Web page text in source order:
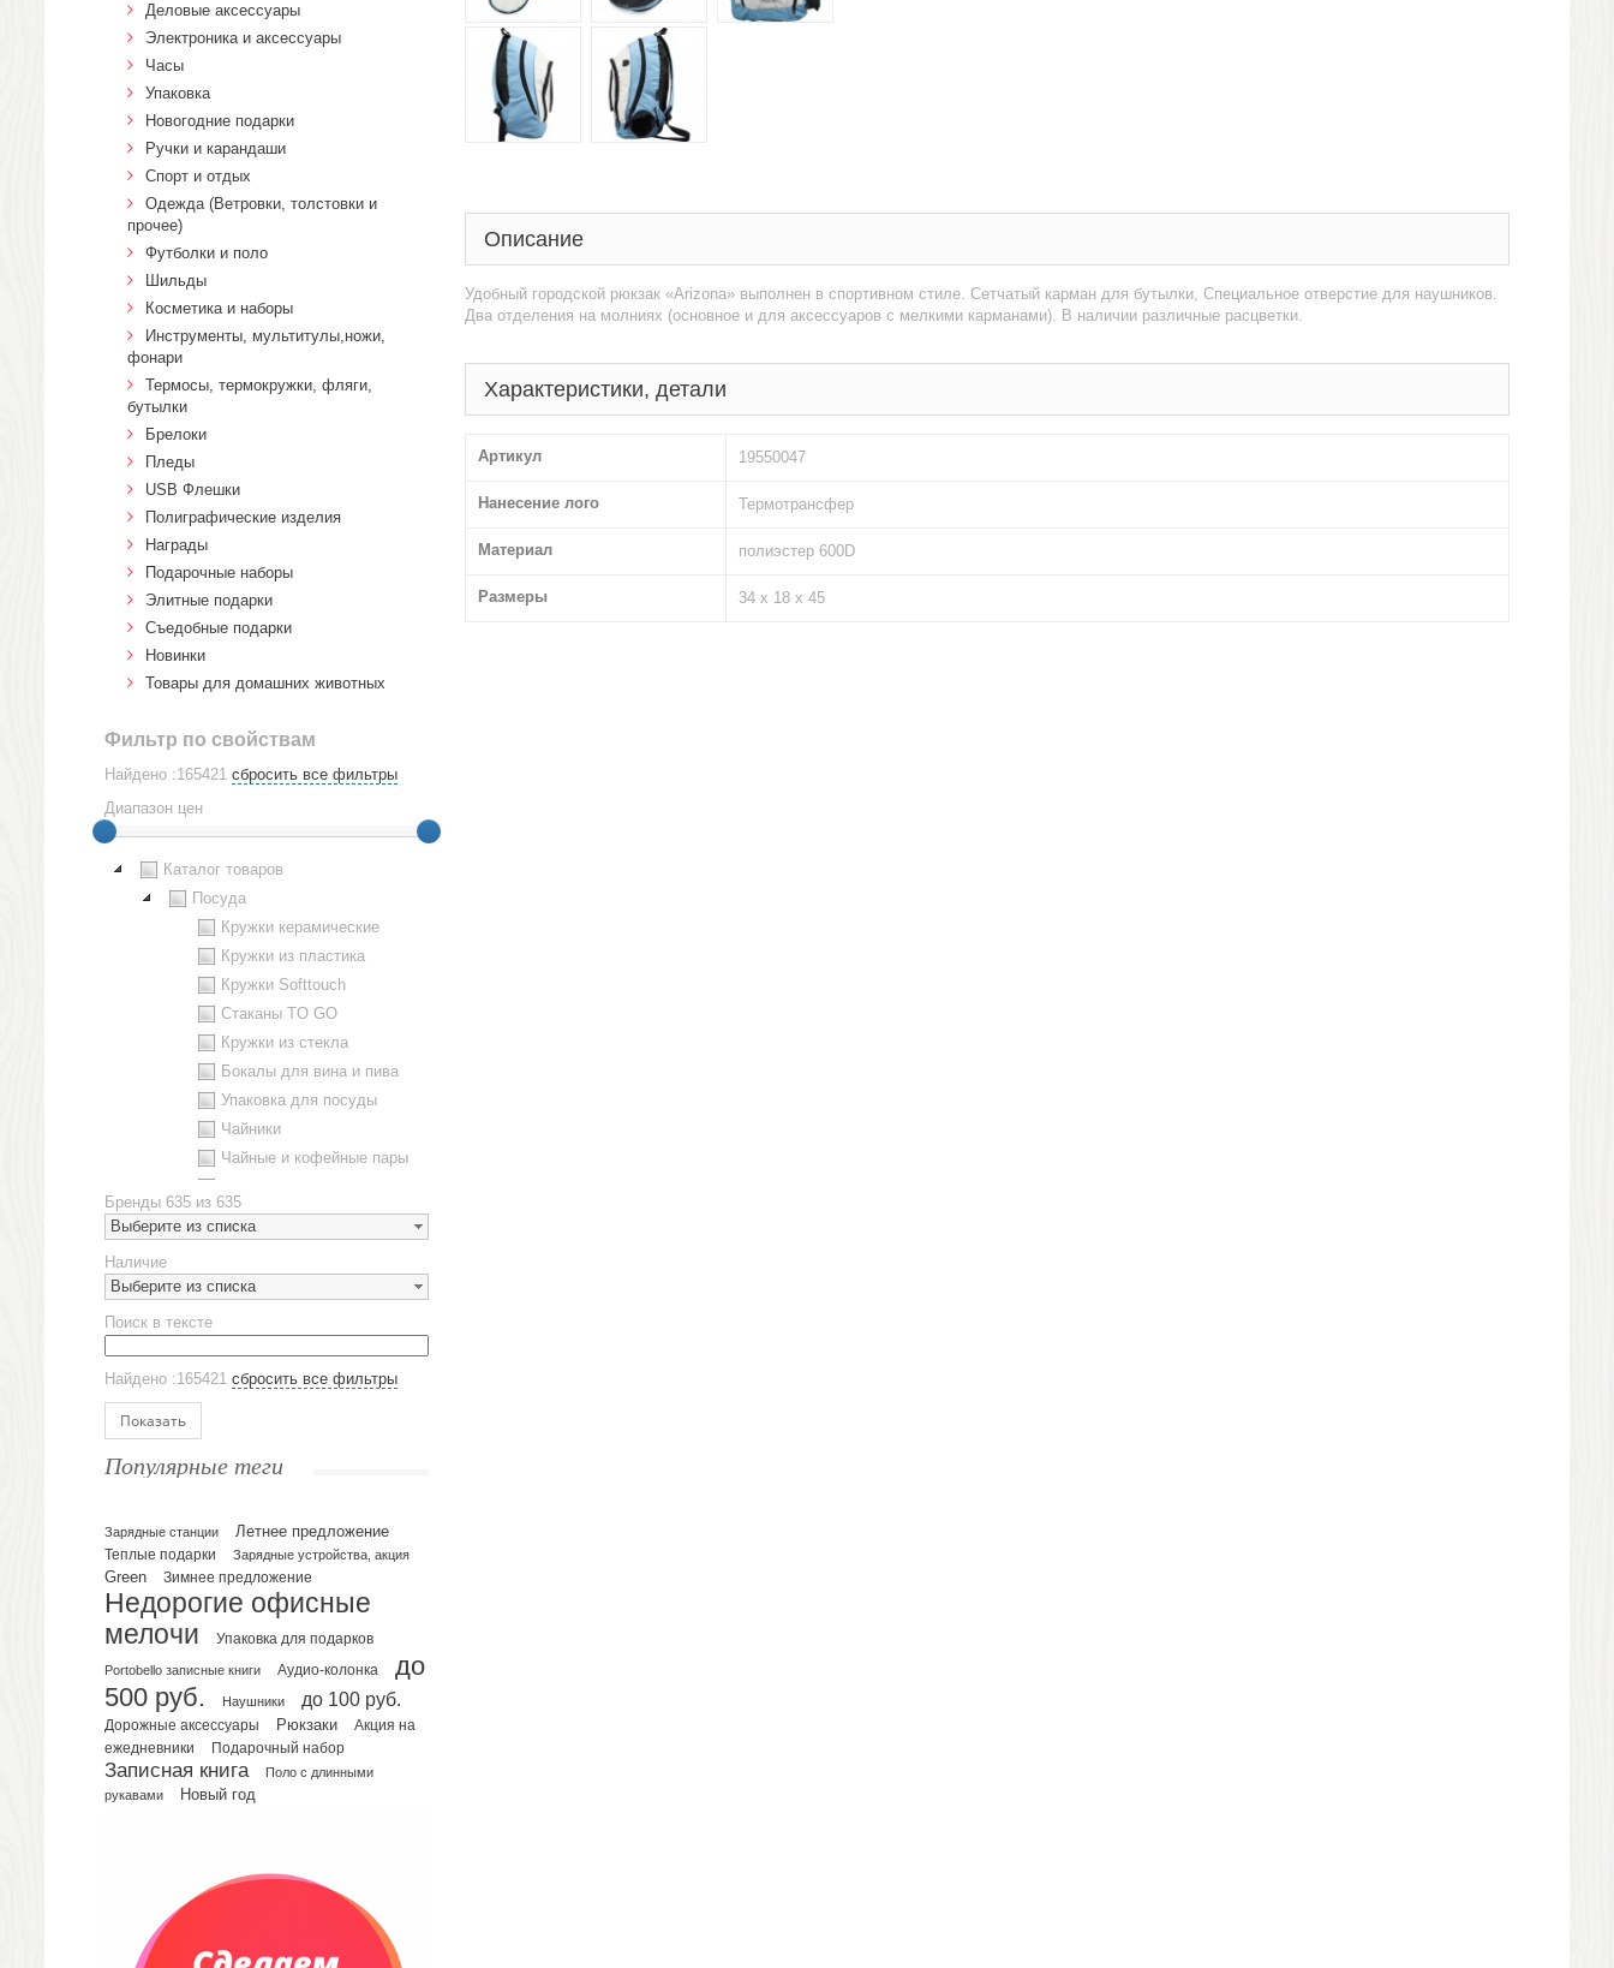
Описание
Удобный городской рюкзак «Arizona» выполнен в спортивном стиле. Сетчатый карман для бутылки, Специальное отверстие для наушников.
Два отделения на молниях (основное и для аксессуаров с мелкими карманами). В наличии различные расцветки.
Характеристики, детали
Артикул 19550047
Нанесение лого Термотрансфер
Материал полиэстер 600D
Размеры 34 х 18 х 45
Деловые аксессуары
Электроника и аксессуары
Часы
Упаковка
Новогодние подарки
Ручки и карандаши
Спорт и отдых
Одежда (Ветровки, толстовки и
прочее)
Футболки и поло
Шильды
Косметика и наборы
Инструменты, мультитулы,ножи,
фонари
Термосы, термокружки, фляги,
бутылки
Брелоки
Пледы
USB Флешки
Полиграфические изделия
Награды
Подарочные наборы
Элитные подарки
Cъедобные подарки
Новинки
Товары для домашних животных
Фильтр по свойствам
Найдено :165421 сбросить все фильтры
Диапазон цен
Каталог товаров
Посуда
Кружки керамические
Кружки из пластика
Кружки Softtouch
Стаканы TO GO
Кружки из стекла
Бокалы для вина и пива
Упаковка для посуды
Чайники
Чайные и кофейные пары
Наборы посуды
Предметы сервировки
Стаканы
Эко кружки
ЕВРОПОСУДА
Аксессуары
Ежедневники и блокноты
Датированные ежедневники
Планинги и телефонные книжки
Планинги датированные
Планинги недатированные
Телефонные книжки
Еженедельники
Органайзер на ежедневник
Сумки и Рюкзаки
Сумки для планшетов и ноутбуков
Рюкзаки
Конференц-сумки
Несессеры и косметички
Сумки спортивные
Бренды 635 из 635
Выберите из списка
Наличие
Выберите из списка
Поиск в тексте
Найдено :165421 сбросить все фильтры
Показать
Популярные теги
Зарядные станции Летнее предложение
Теплые подарки Зарядные устройства, акция
Green Зимнее предложение
Недорогие офисные
мелочи
Упаковка для подарков
Portobello записные книги Аудио-колонка
до
500 руб.
Наушники до 100 руб.
Дорожные аксессуары Рюкзаки
Акция на
ежедневники
Подарочный набор
Записная книга
Поло с длинными
рукавами
Новый год